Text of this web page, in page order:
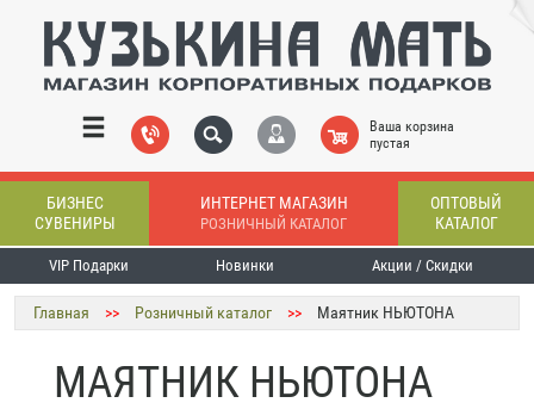
Ваша корзина
пустая
БИЗНЕС
СУВЕНИРЫ
ИНТЕРНЕТ МАГАЗИН
РОЗНИЧНЫЙ КАТАЛОГ
ОПТОВЫЙ
КАТАЛОГ
VIP Подарки Новинки Акции / Скидки
Главная >> Розничный каталог >> Маятник НЬЮТОНА
МАЯТНИК НЬЮТОНА